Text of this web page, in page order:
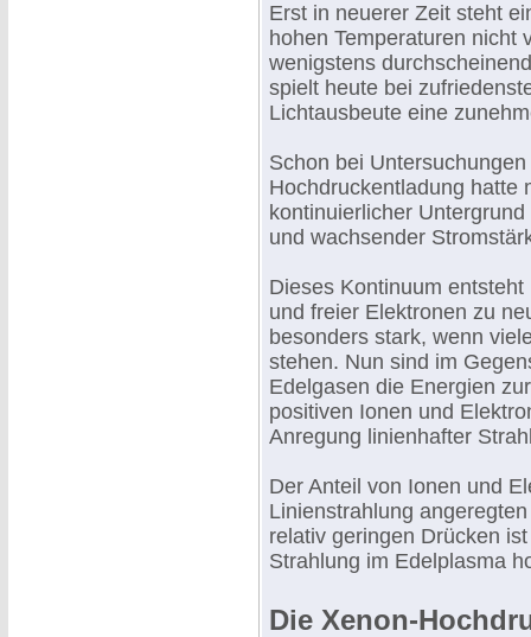
Erst in neuerer Zeit steht
hohen Temperaturen nicht
wenigstens
spielt heute bei
Lichtausbeute eine
Schon bei
Hochdruckentladung hatte
kontinuierlicher
und wachsender
Dieses Kontinuum
und freier Elektronen zu
besonders stark, wenn
stehen. Nun sind im
Edelgasen die Energien
positiven Ionen und
Anregung linienhafter
Der Anteil von Ionen und
Linienstrahlung
relativ geringen Drücken
Strahlung im Edelplasma
Die Xenon-